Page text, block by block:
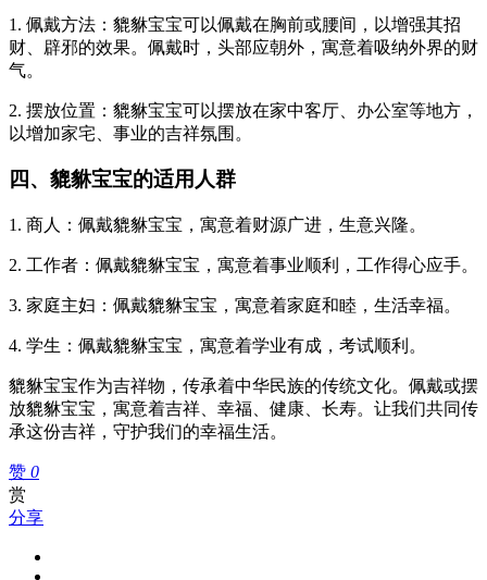
1. 佩戴方法：貔貅宝宝可以佩戴在胸前或腰间，以增强其招
财、辟邪的效果。佩戴时，头部应朝外，寓意着吸纳外界的财
气。
2. 摆放位置：貔貅宝宝可以摆放在家中客厅、办公室等地方，
以增加家宅、事业的吉祥氛围。
四、貔貅宝宝的适用人群
1. 商人：佩戴貔貅宝宝，寓意着财源广进，生意兴隆。
2. 工作者：佩戴貔貅宝宝，寓意着事业顺利，工作得心应手。
3. 家庭主妇：佩戴貔貅宝宝，寓意着家庭和睦，生活幸福。
4. 学生：佩戴貔貅宝宝，寓意着学业有成，考试顺利。
貔貅宝宝作为吉祥物，传承着中华民族的传统文化。佩戴或摆
放貔貅宝宝，寓意着吉祥、幸福、健康、长寿。让我们共同传
承这份吉祥，守护我们的幸福生活。
赞 0
赏
分享